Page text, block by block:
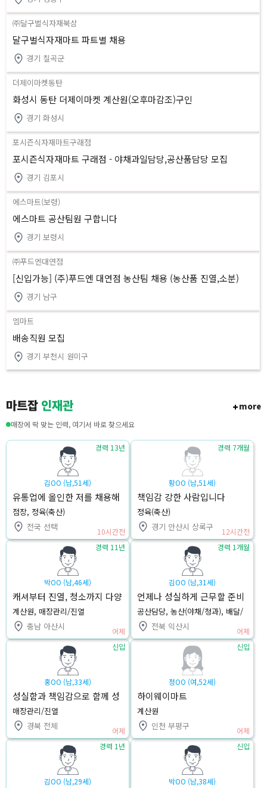
㈜달구벌식자재북삼
달구벌식자재마트 파트별 채용
경기 칠곡군
더제이마켓동탄
화성시 동탄 더제이마켓 계산원(오후마감조)구인
경기 화성시
포시즌식자재마트구래점
포시즌식자재마트 구래점 - 야채과일담당,공산품담당 모집
경기 김포시
에스마트(보령)
에스마트 공산팀원 구합니다
경기 보령시
㈜푸드엔대연점
[신입가능] (주)푸드엔 대연점 농산팀 채용 (농산품 진열,소분)
경기 남구
엠마트
배송직원 모집
경기 부천시 원미구
마트잡 인재관 more
매장에 딱 맞는 인력, 여기서 바로 찾으세요
김OO (남,51세)
유통업에 올인한 저를 채용해
주세요
점장, 정육(축산)
전국 선택
경력 13년
10시간전
황OO (남,51세)
책임감 강한 사람입니다
정육(축산)
경기 안산시 상록구
경력 7개월
12시간전
박OO (남,46세)
캐셔부터 진열, 청소까지 다양
한 업무가 가능합니다
계산원, 매장관리/진열
충남 아산시
경력 11년
어제
김OO (남,31세)
언제나 성실하게 근무할 준비
가 되어 있습니다.
공산담당, 농산(야채/청과), 배달/
배송기사
전북 익산시
경력 1개월
어제
홍OO (남,33세)
성실함과 책임감으로 함께 성
장하겠습니다
매장관리/진열
경북 전체
신입
어제
정OO (여,52세)
하이웨이마트
계산원
인천 부평구
신입
어제
김OO (남,29세)
경력 1년
박OO (남,38세)
신입